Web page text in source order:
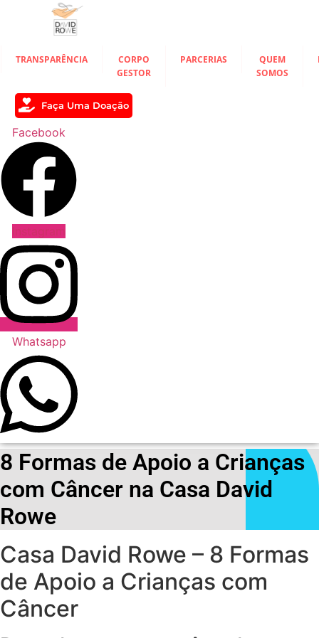
conteúdo
TRANSPARÊNCIA
CORPO
GESTOR
PARCERIAS
QUEM
SOMOS
Faça Uma Doação
Facebook
Whatsapp
8 Formas de Apoio a Crianças
com Câncer na Casa David
Rowe
Casa David Rowe – 8 Formas
de Apoio a Crianças com
Câncer